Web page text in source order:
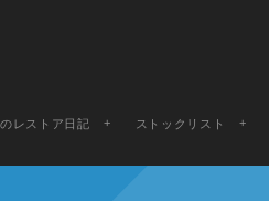
レストア日記 ストックリスト